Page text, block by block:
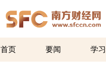
首页 要闻 学